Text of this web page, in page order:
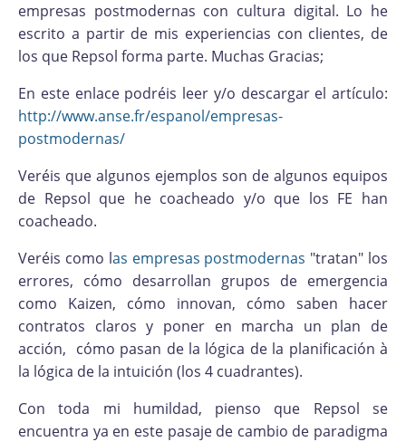
empresas postmodernas con cultura digital. Lo he
escrito a partir de mis experiencias con clientes, de
los que Repsol forma parte. Muchas Gracias;
En este enlace podréis leer y/o descargar el artículo:
http://www.anse.fr/espanol/empresas-
postmodernas/
Veréis que algunos ejemplos son de algunos equipos
de Repsol que he coacheado y/o que los FE han
coacheado.
Veréis como las empresas postmodernas "tratan" los
errores, cómo desarrollan grupos de emergencia
como Kaizen, cómo innovan, cómo saben hacer
contratos claros y poner en marcha un plan de
acción, cómo pasan de la lógica de la planificación à
la lógica de la intuición (los 4 cuadrantes).
Con toda mi humildad, pienso que Repsol se
encuentra ya en este pasaje de cambio de paradigma